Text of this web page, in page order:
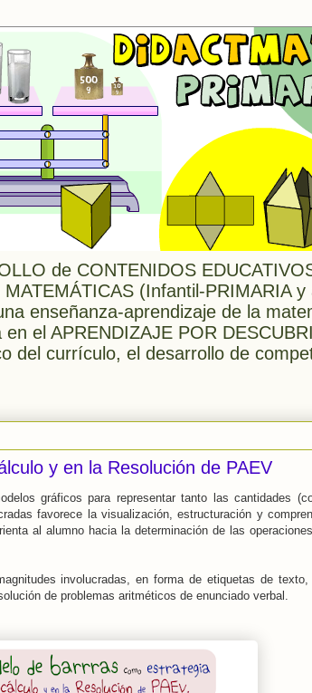
de CONTENIDOS
(Infantil-PRIMARIA
enseñanza-aprendizaje de la
el APRENDIZAJE POR
del currículo, el desarrollo de
y en la Resolución de PAEV
gráficos para representar tanto las cantidades
favorece la visualización, estructuración y
al alumno hacia la determinación de las
involucradas, en forma de etiquetas de texto,
de problemas aritméticos de enunciado verbal.